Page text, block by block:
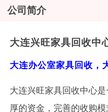
公司简介
大连兴旺家具回收中
大连办公室家具回收，
大连兴旺家具回收中心
厚的资金，完善的收购